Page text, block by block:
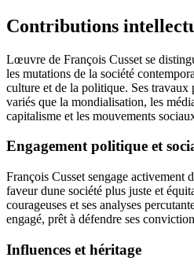
Contributions
Lœuvre de François Cusset se
les mutations de la société
culture et de la politique. Ses travaux
variés que la mondialisation, les
capitalisme et les mouvements
Engagement politique et
François Cusset sengage activement
faveur dune société plus juste et
courageuses et ses analyses
engagé, prêt à défendre ses
Influences et héritage